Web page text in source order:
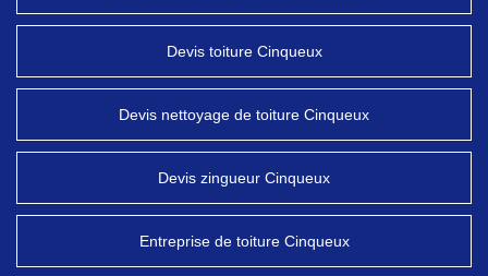
Devis toiture Cinqueux
Devis nettoyage de toiture Cinqueux
Devis zingueur Cinqueux
Entreprise de toiture Cinqueux